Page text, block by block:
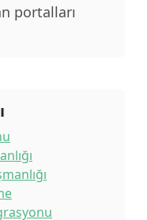
portalları